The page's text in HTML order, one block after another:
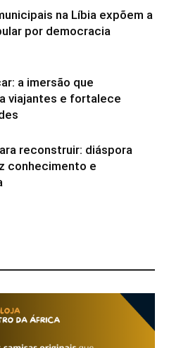
na Líbia expõem a
por democracia
a imersão que
viajantes e fortalece
reconstruir: diáspora
conhecimento e